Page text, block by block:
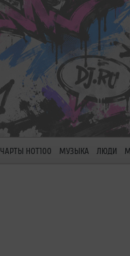
ЧАРТЫ HOT100 МУЗЫКА ЛЮДИ